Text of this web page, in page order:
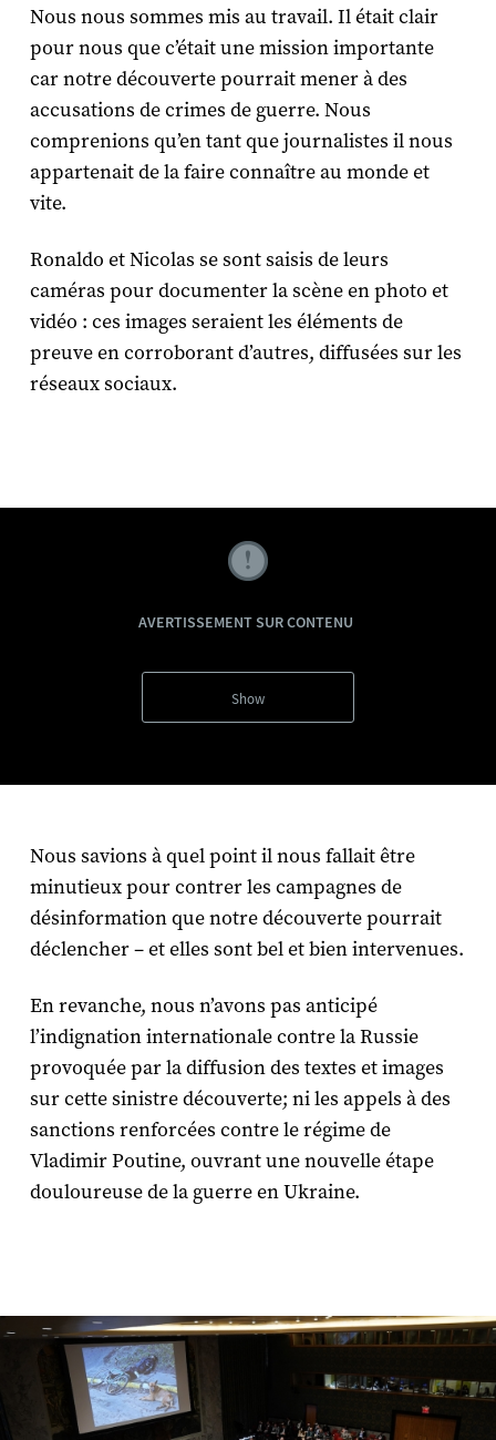
Nous nous sommes mis au travail. Il était clair
pour nous que c’était une mission importante
car notre découverte pourrait mener à des
accusations de crimes de guerre. Nous
comprenions qu’en tant que journalistes il nous
appartenait de la faire connaître au monde et
vite.
Ronaldo et Nicolas se sont saisis de leurs
caméras pour documenter la scène en photo et
vidéo : ces images seraient les éléments de
preuve en corroborant d’autres, diffusées sur les
réseaux sociaux.
AVERTISSEMENT SUR CONTENU
Show
Nous savions à quel point il nous fallait être
minutieux pour contrer les campagnes de
désinformation que notre découverte pourrait
déclencher – et elles sont bel et bien intervenues.
En revanche, nous n’avons pas anticipé
l’indignation internationale contre la Russie
provoquée par la diffusion des textes et images
sur cette sinistre découverte; ni les appels à des
sanctions renforcées contre le régime de
Vladimir Poutine, ouvrant une nouvelle étape
douloureuse de la guerre en Ukraine.